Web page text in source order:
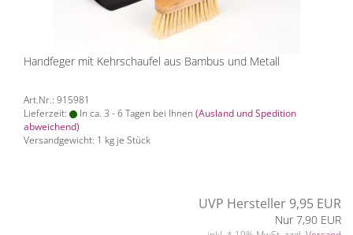
Handfeger mit Kehrschaufel aus Bambus und Metall
Art.Nr.: 915981
Lieferzeit:
In ca. 3 - 6 Tagen bei Ihnen (Ausland und Spedition
abweichend)
Versandgewicht: 1 kg je Stück
UVP Hersteller 9,95 EUR
Nur 7,90 EUR